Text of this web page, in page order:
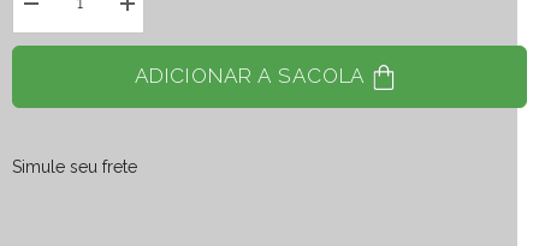
Diminuir
quantidade
para
gramas
Aumentar
quantidade
para
Bola
Quartzo
gramas
ADICIONAR A SACOLA
Simule seu frete